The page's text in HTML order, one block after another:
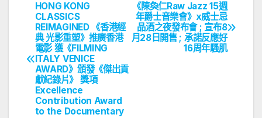
文
章
導
覽
《陳奐仁Raw Jazz 15週
年爵士音樂會》x威士忌
品酒之夜發布會 ; 宣布8
月28日開售 ; 承諾反應好
16周年騷肌
HONG KONG
CLASSICS
REIMAGINED 《香港經
典 光影重塑》推廣香港
電影 獲《FILMING
ITALY VENICE
AWARD》頒發《傑出貢
獻紀錄片》 獎項
Excellence
Contribution Award
to the Documentary